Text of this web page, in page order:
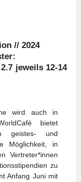
// 2024
jeweils 12-14
wird auch in
bietet
geistes- und
Möglichkeit, in
Vertreter*innen
zu
Anfang Juni mit